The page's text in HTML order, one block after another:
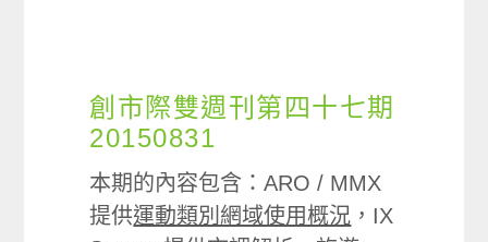
創市際雙週刊第四十七期
20150831
本期的內容包含：ARO / MMX
提供運動類別網域使用概況 ，IX